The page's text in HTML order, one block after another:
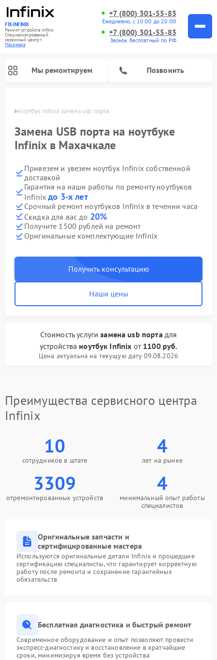
FIX-INFINIX
Ремонт устройств Infinix
Специализированный
cервисный центр г.
Махачкала
+7 (800) 301-55-83
Ежедневно, с 10:00 до 20:00
+7 (800) 301-55-83
Звонок бесплатный по РФ
Мы ремонтируем Позвонить
Ноутбук Infinix замена usb порта
Замена USB порта на ноутбуке
Infinix в Махачкале
Привезем и увезем ноутбук Infinix собственной
доставкой
Гарантия на наши работы по ремонту ноутбуков
Infinixдо 3-х лет
Срочный ремонт ноутбуков Infinix в течении часа
Скидка для вас до 20%
Получите 1500 рублей на ремонт
Оригинальные комплектующие Infinix
Получить консультацию
Наши цены
Стоимость услугизамена usb порта для
устройства ноутбук Infinix от 1100 руб.
Цена актуальна на текущую дату 09.08.2026
Преимущества сервисного центра
Infinix
10
сотрудников в штате
4
лет на рынке
3309
отремонтированных устройств
4
минимальный опыт работы
специалистов
Оригинальные запчасти и
сертифицированные мастера
Используются оригинальные детали Infinix и прошедшие
сертификацию специалисты, что гарантирует корректную
работу после ремонта и сохранение гарантийных
обязательств
Бесплатная диагностика и быстрый ремонт
Современное оборудование и опыт позволяют провести
экспресс-диагностику и восстановление в кратчайшие
сроки, минимизируя время без устройства